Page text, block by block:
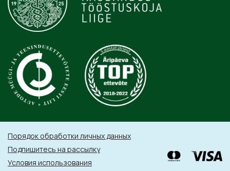
Порядок обработки личных данных
Подпишитесь на рассылку
Условия использования